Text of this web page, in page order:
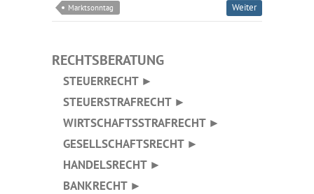
Marktsonntag
Weiter
RECHTSBERATUNG
STEUERRECHT ►
STEUERSTRAFRECHT ►
WIRTSCHAFTSSTRAFRECHT ►
GESELLSCHAFTSRECHT ►
HANDELSRECHT ►
BANKRECHT ►